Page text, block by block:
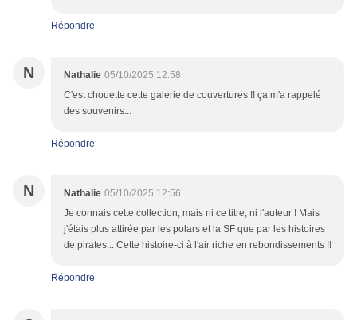
Répondre
N Nathalie 05/10/2025 12:58
C'est chouette cette galerie de couvertures !! ça m'a rappelé
des souvenirs...
Répondre
N Nathalie 05/10/2025 12:56
Je connais cette collection, mais ni ce titre, ni l'auteur ! Mais
j'étais plus attirée par les polars et la SF que par les histoires
de pirates... Cette histoire-ci à l'air riche en rebondissements !!
Répondre